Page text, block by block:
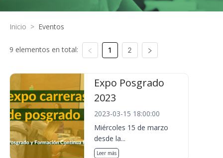
Inicio > Eventos
9 elementos en total: 1 2
Expo Posgrado
2023
2023-03-15 18:00:00
Miércoles 15 de marzo
desde la...
Leer más